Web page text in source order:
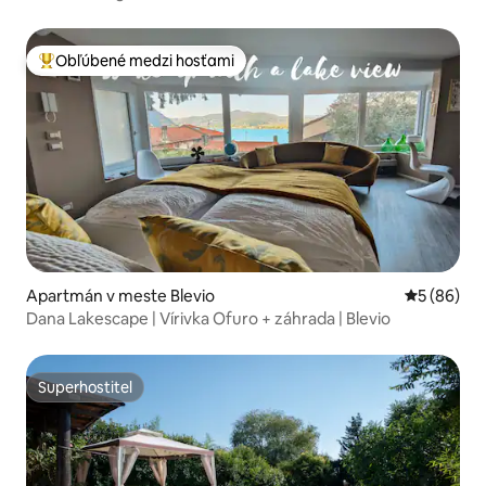
Najobľúbenejšie medzi hosťami
Obľúbené medzi hosťami
Apartmán v meste Blevio
5 (86)
Dana Lakescape | Vírivka Ofuro + záhrada | Blevio
Superhostiteľ
Superhostiteľ